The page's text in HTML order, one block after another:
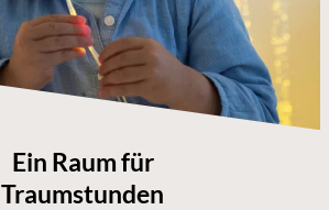
Ein Raum für
Traumstunden